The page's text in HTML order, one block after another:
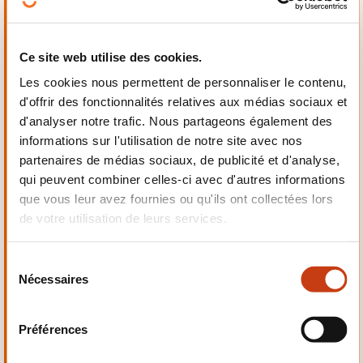
Ce site web utilise des cookies.
Les cookies nous permettent de personnaliser le contenu,
d'offrir des fonctionnalités relatives aux médias sociaux et
d'analyser notre trafic. Nous partageons également des
informations sur l'utilisation de notre site avec nos
partenaires de médias sociaux, de publicité et d'analyse,
qui peuvent combiner celles-ci avec d'autres informations
que vous leur avez fournies ou qu'ils ont collectées lors
de votre utilisation de leurs services.
Nécessaires
Préférences
Travaux publics
Chaussée, Terrassement,
Ouvrage béton,
Aménagement route,
Travaux ferroviaire...
Ces autres formations pourrait aussi vous
intéresser:
Communication, Multimédia
Commerce,
Développement personnel et
Gestion d’entreprise, Ressources humaines